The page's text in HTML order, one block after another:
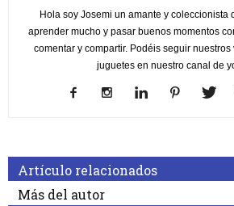
Hola soy Josemi un amante y coleccionista
aprender mucho y pasar buenos momentos
comentar y compartir. Podéis seguir
juguetes en nuestro canal de
Artículo relacionados
Más del autor